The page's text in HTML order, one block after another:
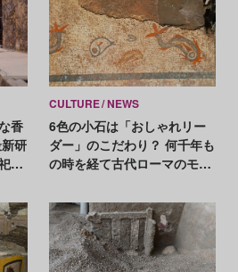
香
研
と
CULTURE NEWS
6色の小石は「おしゃれリー
ダー」のこだわり？ 何千年も
の時を経て古代ローマのモザ